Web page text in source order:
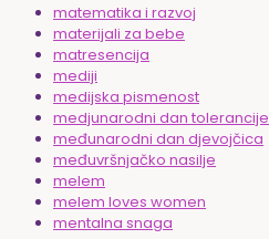
matematika i razvoj
materijali za bebe
matresencija
mediji
medijska pismenost
medjunarodni dan tolerancije
međunarodni dan djevojčica
međuvršnjačko nasilje
melem
melem loves women
mentalna snaga